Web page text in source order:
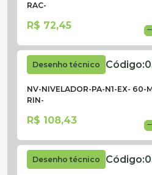
RAC-
R$ 72,45
Desenho técnico Código:
NV-NIVELADOR-PA-N1-EX- 60-
RIN-
R$ 108,43
Desenho técnico Código: